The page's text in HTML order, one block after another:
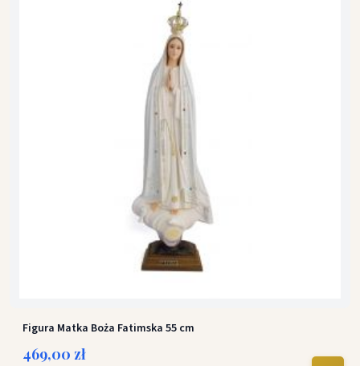
Figura Matka Boża Fatimska 55 cm
469,00 zł